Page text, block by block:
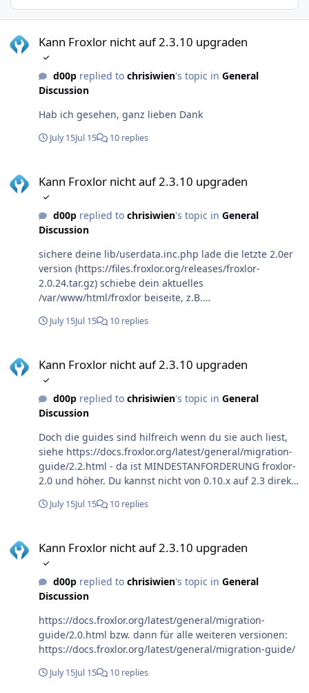
Kann Froxlor nicht auf 2.3.10 upgraden
d00preplied to chrisiwien's topic in General
Discussion
Hab ich gesehen, ganz lieben Dank
July 15Jul 15 10 replies
Kann Froxlor nicht auf 2.3.10 upgraden
d00preplied to chrisiwien's topic in General
Discussion
sichere deine lib/userdata.inc.php lade die letzte 2.0er
version (https://files.froxlor.org/releases/froxlor-
2.0.24.tar.gz) schiebe dein aktuelles
/var/www/html/froxlor beiseite, z.B.
/var/www/html/froxlor schiebe deine userdata.inc.php
zu /var/www/html/froxlor (den anderen kannst du
optional als backup umbenennen) mach wieder alle
updates und nein, lösche bitte auf keinen fall manuell
irgendwelche tabellen
July 15Jul 15 10 replies
Kann Froxlor nicht auf 2.3.10 upgraden
d00preplied to chrisiwien's topic in General
Discussion
Doch die guides sind hilfreich wenn du sie auch liest,
siehe https://docs.froxlor.org/latest/general/migration-
guide/2.2.html - da ist MINDESTANFORDERUNG froxlor-
2.0 und höher. Du kannst nicht von 0.10.x auf 2.3 direkt -
JAHRE alt
July 15Jul 15 10 replies
Kann Froxlor nicht auf 2.3.10 upgraden
d00preplied to chrisiwien's topic in General
Discussion
https://docs.froxlor.org/latest/general/migration-
guide/2.0.html bzw. dann für alle weiteren versionen:
https://docs.froxlor.org/latest/general/migration-guide/
July 15Jul 15 10 replies